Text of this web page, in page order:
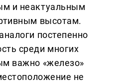
и неактуальным
высотам.
постепенно
среди многих
важно «железо»
не